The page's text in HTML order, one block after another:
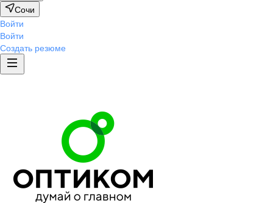
Сочи
Войти
Войти
Создать резюме